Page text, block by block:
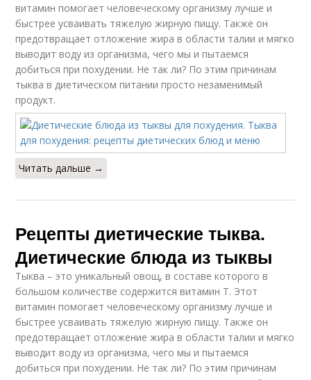
витамин помогает человеческому организму лучше и
быстрее усваивать тяжелую жирную пищу. Также он
предотвращает отложение жира в области талии и мягко
выводит воду из организма, чего мы и пытаемся
добиться при похудении. Не так ли? По этим причинам
тыква в диетическом питании просто незаменимый
продукт.
Читать дальше →
Рецепты диетические тыква.
Диетические блюда из тыквы
Тыква – это уникальный овощ, в составе которого в
большом количестве содержится витамин Т. Этот
витамин помогает человеческому организму лучше и
быстрее усваивать тяжелую жирную пищу. Также он
предотвращает отложение жира в области талии и мягко
выводит воду из организма, чего мы и пытаемся
добиться при похудении. Не так ли? По этим причинам